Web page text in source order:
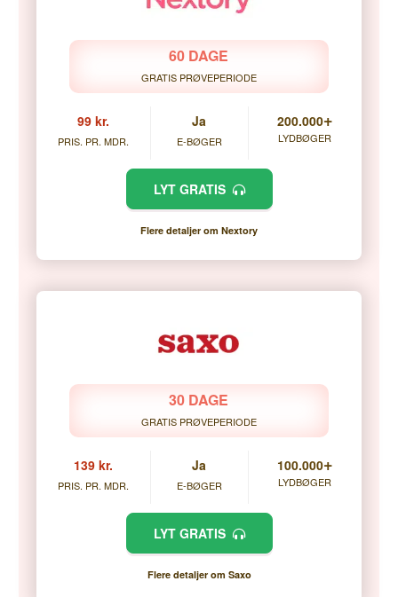
60 DAGE
GRATIS PRØVEPERIODE
99 kr.
PRIS. PR. MDR.
Ja
E-BØGER
200.000+
LYDBØGER
LYT GRATIS
Flere detaljer om Nextory
30 DAGE
GRATIS PRØVEPERIODE
139 kr.
PRIS. PR. MDR.
Ja
E-BØGER
100.000+
LYDBØGER
LYT GRATIS
Flere detaljer om Saxo